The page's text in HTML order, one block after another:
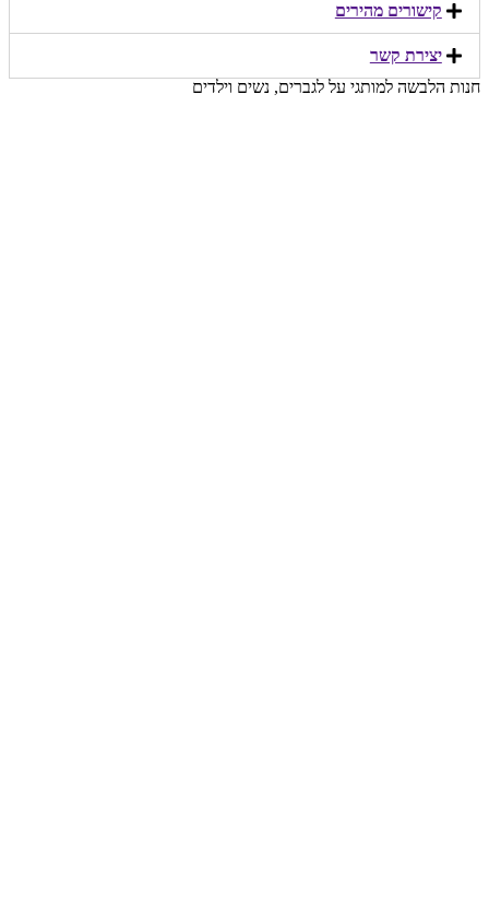
קישורים מהירים​
יצירת קשר​
חנות הלבשה למותגי על לגברים, נשים וילדים